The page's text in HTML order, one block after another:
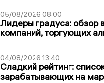
05/08/2026 08:00
Лидеры градуса: обзор
компаний, торгующих
04/08/2026 13:40
Сладкий рейтинг:
зарабатывающих на